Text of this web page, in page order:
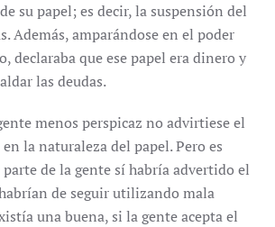
su papel; es decir, la suspensión del
Además, amparándose en el poder
declaraba que ese papel era dinero y
las deudas.
menos perspicaz no advirtiese el
la naturaleza del papel. Pero es
de la gente sí habría advertido el
de seguir utilizando mala
una buena, si la gente acepta el